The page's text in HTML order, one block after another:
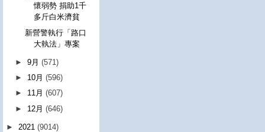
懷弱勢 捐助1千
多斤白米濟貧
新營警執行「路口
大執法」專案
►9月(571)
► 10月(596)
► 11月(607)
► 12月(646)
► 2021 (9014)